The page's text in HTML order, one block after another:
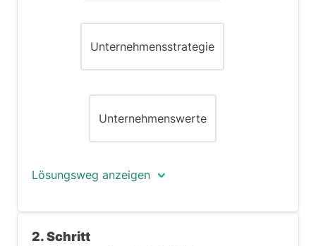
Unternehmensstrategie
Unternehmenswerte
Lösungsweg anzeigen
China. Es weist darauf hin, dass die
2. Schritt